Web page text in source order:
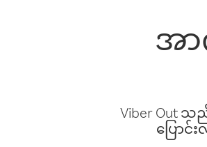
အာ
Viber Out
ပြောင်